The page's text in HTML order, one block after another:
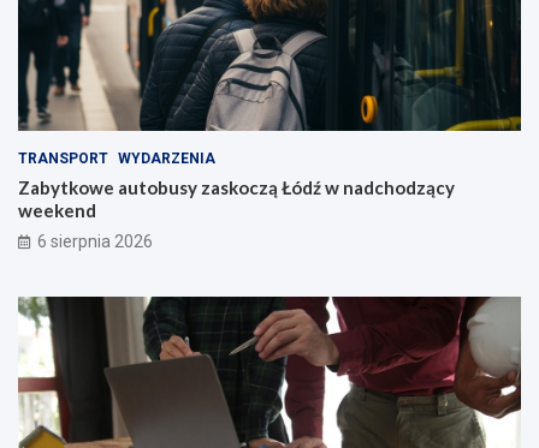
TRANSPORT WYDARZENIA
Zabytkowe autobusy zaskoczą Łódź w nadchodzący
weekend
6 sierpnia 2026